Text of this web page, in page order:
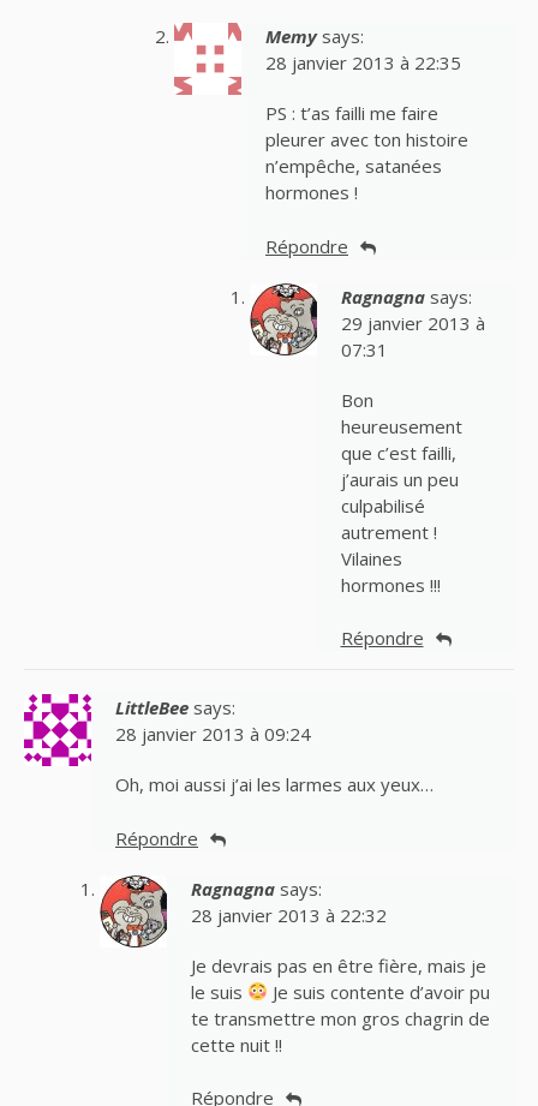
Memy says:
28 janvier 2013 à 22:35
PS : t’as failli me faire
pleurer avec ton histoire
n’empêche, satanées
hormones !
Répondre
Ragnagna says:
29 janvier 2013 à
07:31
Bon
heureusement
que c’est failli,
j’aurais un peu
culpabilisé
autrement !
Vilaines
hormones !!!
Répondre
LittleBee says:
28 janvier 2013 à 09:24
Oh, moi aussi j’ai les larmes aux yeux…
Répondre
Ragnagna says:
28 janvier 2013 à 22:32
Je devrais pas en être fière, mais je
le suis
Je suis contente d’avoir pu
te transmettre mon gros chagrin de
cette nuit !!
Répondre